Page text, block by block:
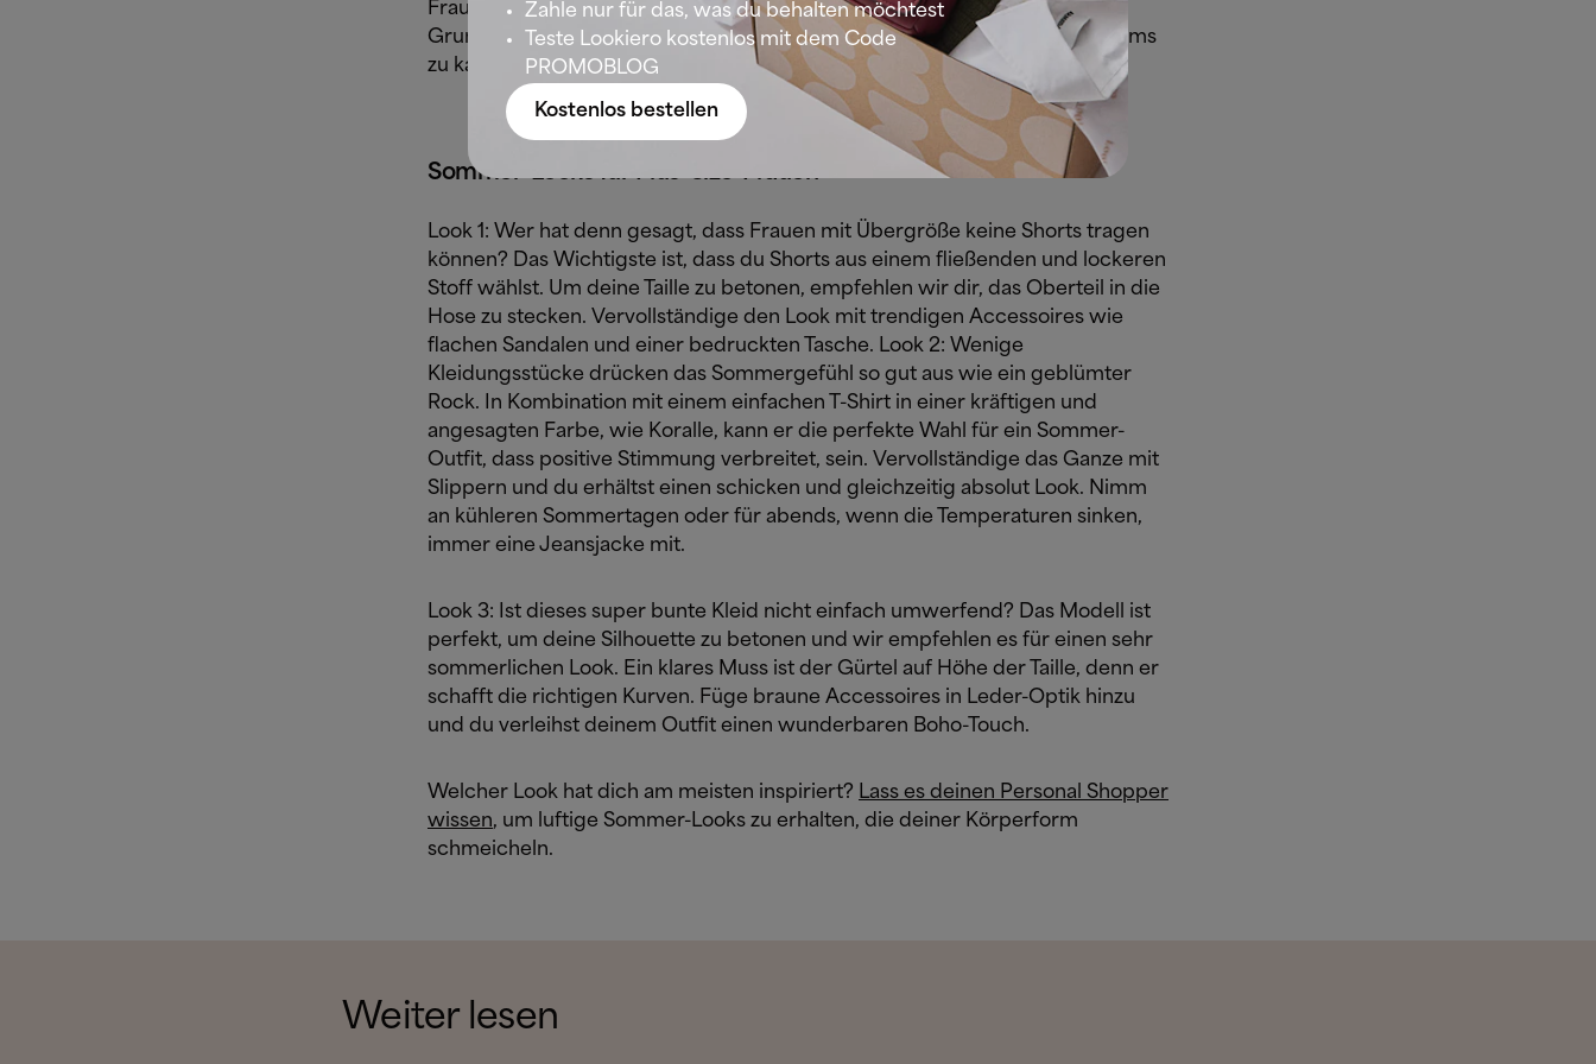
Frauen. Bei Oberteilen gilt außerdem – genau wie bei Kleidern – der
Grundsatz, dass 3/4-Ärmel eine gute Wahl sind, um den oberen Teil des Arms
zu kaschieren.
Sommer-Looks für Plus-Size-Frauen
Look 1: Wer hat denn gesagt, dass Frauen mit Übergröße keine Shorts tragen
können? Das Wichtigste ist, dass du Shorts aus einem fließenden und lockeren
Stoff wählst. Um deine Taille zu betonen, empfehlen wir dir, das Oberteil in die
Hose zu stecken. Vervollständige den Look mit trendigen Accessoires wie
flachen Sandalen und einer bedruckten Tasche. Look 2: Wenige
Kleidungsstücke drücken das Sommergefühl so gut aus wie ein geblümter
Rock. In Kombination mit einem einfachen T-Shirt in einer kräftigen und
angesagten Farbe, wie Koralle, kann er die perfekte Wahl für ein Sommer-
Outfit, dass positive Stimmung verbreitet, sein. Vervollständige das Ganze mit
Slippern und du erhältst einen schicken und gleichzeitig absolut Look. Nimm
an kühleren Sommertagen oder für abends, wenn die Temperaturen sinken,
immer eine Jeansjacke mit.
Look 3: Ist dieses super bunte Kleid nicht einfach umwerfend? Das Modell ist
perfekt, um deine Silhouette zu betonen und wir empfehlen es für einen sehr
sommerlichen Look. Ein klares Muss ist der Gürtel auf Höhe der Taille, denn er
schafft die richtigen Kurven. Füge braune Accessoires in Leder-Optik hinzu
und du verleihst deinem Outfit einen wunderbaren Boho-Touch.
Welcher Look hat dich am meisten inspiriert? Lass es deinen Personal Shopper
wissen, um luftige Sommer-Looks zu erhalten, die deiner Körperform
schmeicheln.
Weiter lesen
Zahle nur für das, was du behalten möchtest
Teste Lookiero kostenlos mit dem Code
PROMOBLOG
Kostenlos bestellen